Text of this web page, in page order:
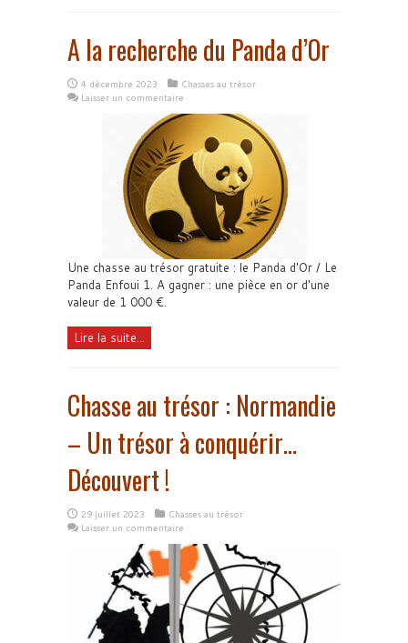
A la recherche du Panda d’Or
4 décembre 2023
Chasses au trésor
Laisser un commentaire
Une chasse au trésor gratuite : le Panda d'Or / Le
Panda Enfoui 1. A gagner : une pièce en or d'une
valeur de 1 000 €.
Lire la suite...
Chasse au trésor : Normandie
– Un trésor à conquérir…
Découvert !
29 juillet 2023
Chasses au trésor
Laisser un commentaire